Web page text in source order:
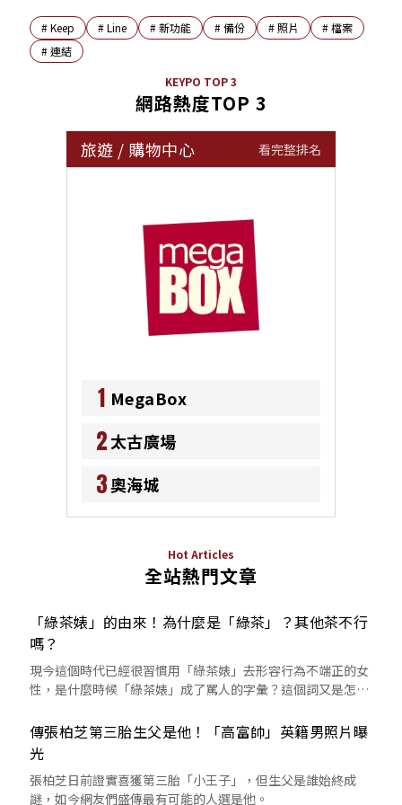
#Keep #Line #新功能 #備份 # 照片 #檔案
#連結
KEYPO TOP 3
網路熱度TOP 3
旅遊 / 購物中心 看完整排名
1 MegaBox
2太古廣場
3奧海城
Hot Articles
全站熱門文章
「綠茶婊」的由來！為什麼是「綠茶」？其他茶不行
嗎？
現今這個時代已經很習慣用「綠茶婊」去形容行為不端正的女
性，是什麼時候「綠茶婊」成了罵人的字彙？這個詞又是怎麼
傳張柏芝第三胎生父是他！「高富帥」英籍男照片曝
光
張柏芝日前證實喜獲第三胎「小王子」，但生父是誰始終成
謎，如今網友們盛傳最有可能的人選是他。